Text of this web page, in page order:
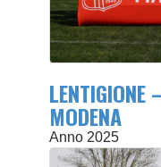
LENTIGIONE
MODENA
Anno 2025